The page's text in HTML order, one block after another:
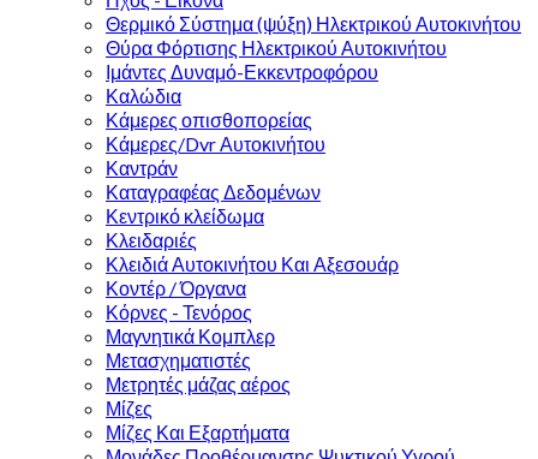
Θερμικό Σύστημα (ψύξη) Ηλεκτρικού Αυτοκινήτου
Θύρα Φόρτισης Ηλεκτρικού Αυτοκινήτου
Ιμάντες Δυναμό-Εκκεντροφόρου
Καλώδια
Κάμερες οπισθοπορείας
Κάμερες/Dvr Αυτοκινήτου
Καντράν
Καταγραφέας Δεδομένων
Κεντρικό κλείδωμα
Κλειδαριές
Κλειδιά Αυτοκινήτου Και Αξεσουάρ
Κοντέρ / Όργανα
Κόρνες - Τενόρος
Μαγνητικά Κομπλερ
Μετασχηματιστές
Μετρητές μάζας αέρος
Μίζες
Μίζες Και Εξαρτήματα